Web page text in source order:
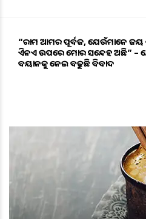
“ରାମ ଆମର ପୂର୍ବଜ, ଯେଉଁମାନେ ଜୟ
ଡିଏନଏ ଉପରେ ମୋର ସନ୍ଦେହ ଅଛି” –
ବୟାନକୁ ନେଇ ବଢୁଛି ବିବାଦ